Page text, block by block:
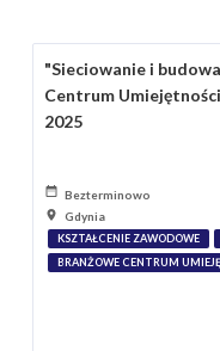
"Sieciowanie i
Centrum
2025
Bezterminowo
Gdynia
KSZTAŁCENIE ZAWODOWE
BRANŻOWE CENTRUM